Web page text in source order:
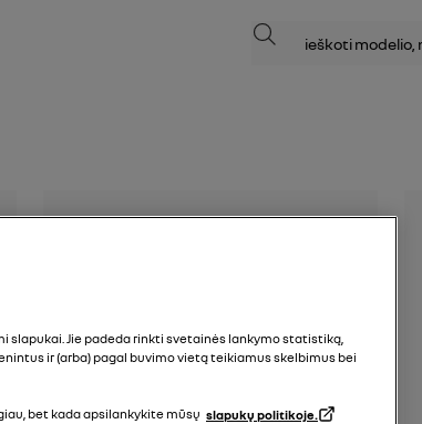
Ieškoti
slapukai. Jie padeda rinkti svetainės lankymo statistiką,
ir (arba) pagal buvimo vietą teikiamus skelbimus bei
bet kada apsilankykite mūsų slapukų politikoje.